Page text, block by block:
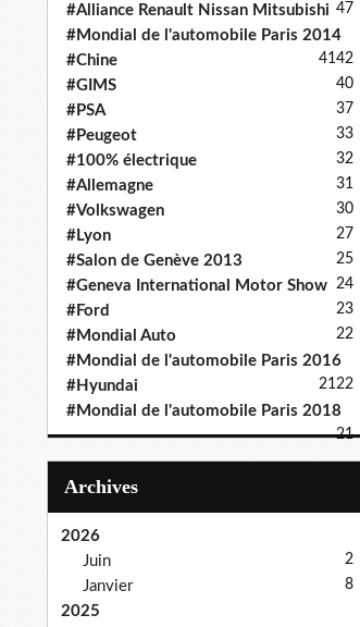
#Alliance Renault Nissan Mitsubishi 47
#Mondial de l'automobile Paris 2014
42
#Chine 41
#GIMS 40
#PSA 37
#Peugeot 33
#100% électrique 32
#Allemagne 31
#Volkswagen 30
#Lyon 27
#Salon de Genève 2013 25
#Geneva International Motor Show 24
#Ford 23
#Mondial Auto 22
#Mondial de l'automobile Paris 2016
22
#Hyundai 21
#Mondial de l'automobile Paris 2018
21
Archives
2026
Juin
2
Janvier 8
2025